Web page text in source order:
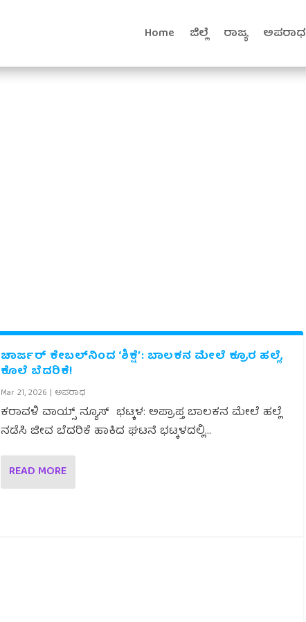
Home ಜಿಲ್ಲೆ ರಾಜ್ಯ ಅಪರಾಧ
ಚಾರ್ಜರ್ ಕೇಬಲ್‌ನಿಂದ ‘ಶಿಕ್ಷೆ’: ಬಾಲಕನ ಮೇಲೆ ಕ್ರೂರ ಹಲ್ಲೆ,
ಕೊಲೆ ಬೆದರಿಕೆ!
Mar 21, 2026 | ಅಪರಾಧ
ಕರಾವಳಿ ವಾಯ್ಸ್ ನ್ಯೂಸ್ ಭಟ್ಕಳ: ಅಪ್ರಾಪ್ತ ಬಾಲಕನ ಮೇಲೆ ಹಲ್ಲೆ
ನಡೆಸಿ ಜೀವ ಬೆದರಿಕೆ ಹಾಕಿದ ಘಟನೆ ಭಟ್ಕಳದಲ್ಲಿ...
READ MORE